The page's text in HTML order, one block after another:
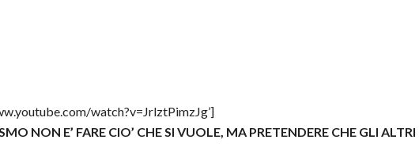
watch?v=JrlztPimzJg’]
NON E’ FARE CIO’ CHE SI VUOLE, MA PRETENDERE CHE GLI